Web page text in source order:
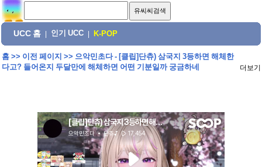
UCC 홈 인기 UCC K-POP
홈>> 이전 페이지 >> 으악민초다 - [클립]단츄) 삼국지 3등하면 해체한
다고? 들어온지 두달만에 해체하면 어떤 기분일까 궁금하네
더보기